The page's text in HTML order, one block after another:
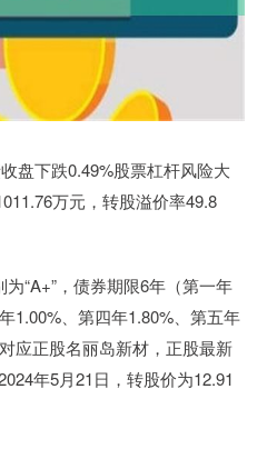
盘下跌0.49%股票杠杆风险大
万元，转股溢价率49.8
“A+”，债券期限6年（第一年
1.00%、第四年1.80%、第五年
应正股名丽岛新材，正股最新
年5月21日，转股价为12.91